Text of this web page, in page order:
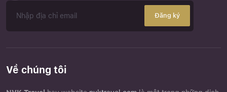
Đăng ký
Về chúng tôi